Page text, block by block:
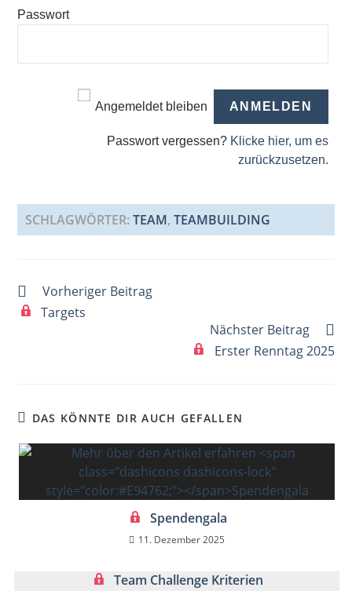
Passwort
Angemeldet bleiben
Passwort vergessen? Klicke hier, um es
zurückzusetzen.
SCHLAGWÖRTER:TEAM, TEAMBUILDING
Weitere
Artikel
ansehen
Vorheriger Beitrag
Targets
Nächster Beitrag
Erster Renntag 2025
DAS KÖNNTE DIR AUCH GEFALLEN
Spendengala
11. Dezember 2025
Team Challenge Kriterien